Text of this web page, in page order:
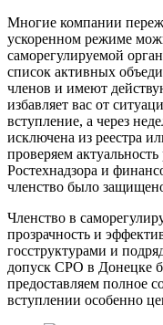
Многие компании
ускоренном режиме
саморегулируемой
список активных
членов и имеют
избавляет вас от
вступление, а через
исключена из реестра
проверяем
Ростехнадзора и
членство было
Членство в
прозрачность и
госструктурами и
допуск СРО в Донецке
предоставляем полное
вступлении особенно